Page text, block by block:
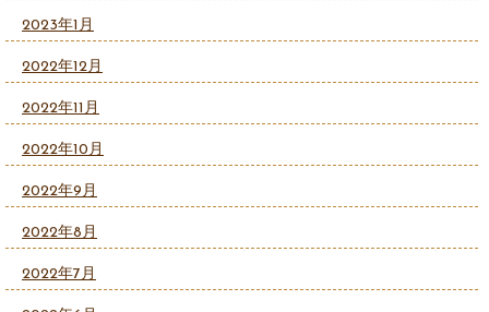
2023年1月
2022年12月
2022年11月
2022年10月
2022年9月
2022年8月
2022年7月